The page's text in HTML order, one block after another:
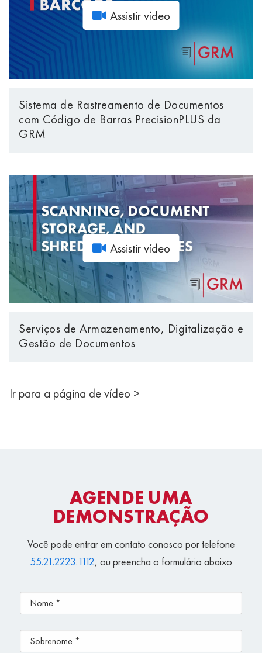
Assistir vídeo
Sistema de Rastreamento de Documentos
com Código de Barras PrecisionPLUS da
GRM
Assistir vídeo
Serviços de Armazenamento, Digitalização e
Gestão de Documentos
Ir para a página de vídeo >
AGENDE UMA
DEMONSTRAÇÃO
Você pode entrar em contato conosco por telefone
55.21.2223.1112, ou preencha o formulário abaixo